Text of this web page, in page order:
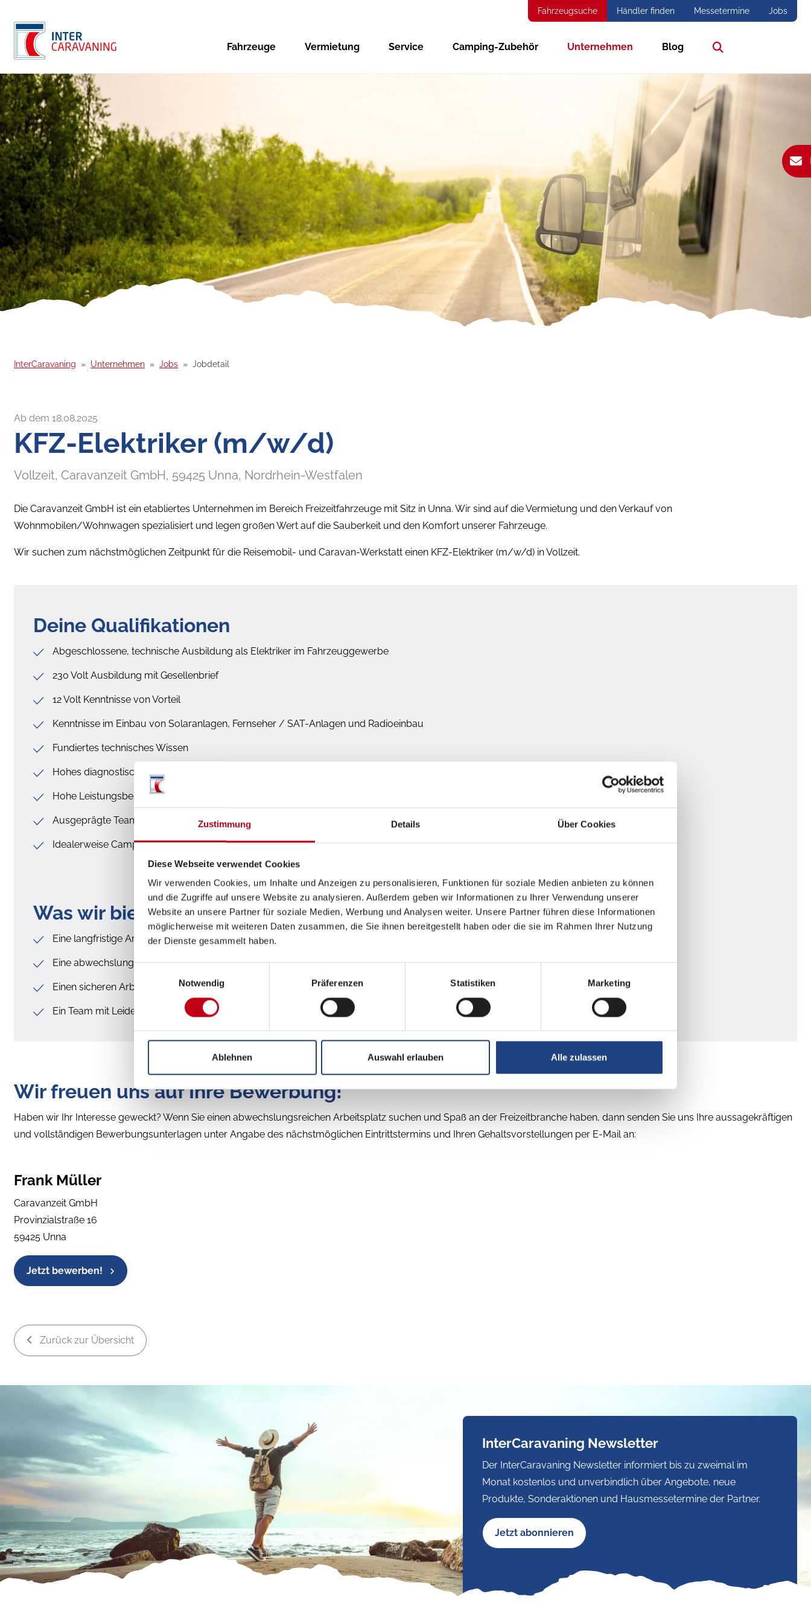
Zustimmung Details Über Cookies
Diese Webseite verwendet Cookies
Wir verwenden Cookies, um Inhalte und Anzeigen zu personalisieren, Funktionen für soziale Medien anbieten zu können
und die Zugriffe auf unsere Website zu analysieren. Außerdem geben wir Informationen zu Ihrer Verwendung unserer
Website an unsere Partner für soziale Medien, Werbung und Analysen weiter. Unsere Partner führen diese Informationen
möglicherweise mit weiteren Daten zusammen, die Sie ihnen bereitgestellt haben oder die sie im Rahmen Ihrer Nutzung
der Dienste gesammelt haben.
Notwendig
Präferenzen Statistiken Marketing
Ablehnen Auswahl erlauben Alle zulassen
Fahrzeugsuche Händler finden Messetermine Jobs
Fahrzeuge Vermietung Service Camping-Zubehör Unternehmen Blog
InterCaravaning Unternehmen Jobs Jobdetail
Ab dem 18.08.2025
KFZ-Elektriker (m/w/d)
Vollzeit, Caravanzeit GmbH, 59425 Unna, Nordrhein-Westfalen
Die Caravanzeit GmbH ist ein etabliertes Unternehmen im Bereich Freizeitfahrzeuge mit Sitz in Unna. Wir sind auf die Vermietung und den Verkauf von
Wohnmobilen/Wohnwagen spezialisiert und legen großen Wert auf die Sauberkeit und den Komfort unserer Fahrzeuge.
Wir suchen zum nächstmöglichen Zeitpunkt für die Reisemobil- und Caravan-Werkstatt einen KFZ-Elektriker (m/w/d) in Vollzeit.
Deine Qualifikationen
Abgeschlossene, technische Ausbildung als Elektriker im Fahrzeuggewerbe
230 Volt Ausbildung mit Gesellenbrief
12 Volt Kenntnisse von Vorteil
Kenntnisse im Einbau von Solaranlagen, Fernseher / SAT-Anlagen und Radioeinbau
Fundiertes technisches Wissen
Hohes diagnostisches und handwerkliches Geschick
Hohe Leistungsbereitschaft
Ausgeprägte Teamfähigkeit
Idealerweise Campingerfahrungen oder Affinität zum Thema Camping
Was wir bieten
Eine langfristige Anstellung mit regelmäßigen Weiterbildungen
Eine abwechslungsreiche Tätigkeit
Einen sicheren Arbeitsplatz in einer wachsenden Branche
Ein Team mit Leidenschaft und Erfahrung
Wir freuen uns auf Ihre Bewerbung!
Haben wir Ihr Interesse geweckt? Wenn Sie einen abwechslungsreichen Arbeitsplatz suchen und Spaß an der Freizeitbranche haben, dann senden Sie uns Ihre aussagekräftigen
und vollständigen Bewerbungsunterlagen unter Angabe des nächstmöglichen Eintrittstermins und Ihren Gehaltsvorstellungen per E-Mail an:
Frank Müller
Caravanzeit GmbH
Provinzialstraße 16
59425 Unna
Jetzt bewerben!
Zurück zur Übersicht
InterCaravaning Newsletter
Der InterCaravaning Newsletter informiert bis zu zweimal im
Monat kostenlos und unverbindlich über Angebote, neue
Produkte, Sonderaktionen und Hausmessetermine der Partner.
Jetzt abonnieren